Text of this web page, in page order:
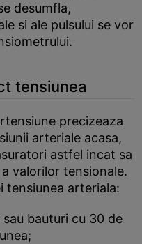
desumfla,
si ale pulsului se vor
tensiunea
precizeaza
arteriale acasa,
astfel incat sa
valorilor tensionale.
tensiunea arteriala:
bauturi cu 30 de